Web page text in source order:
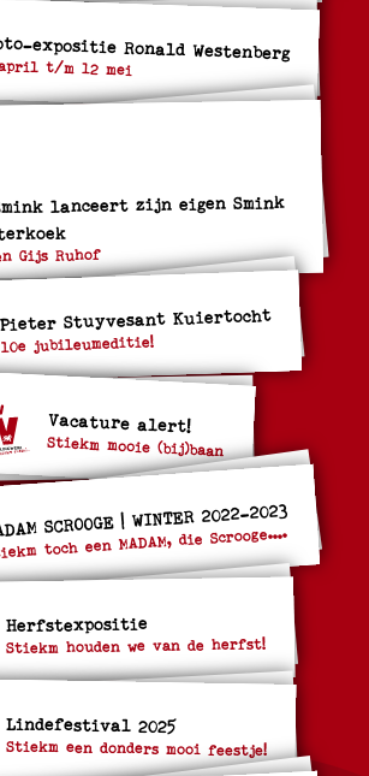
expositie Ronald Westenberg
t/m 12 mei
lanceert zijn eigen Smink
Gijs Ruhof
Pieter Stuyvesant Kuiertocht
10e jubileumeditie!
Vacature alert!
Stiekm mooie (bij)baan
SCROOGE | WINTER 2022-2023
toch een MADAM, die Scrooge....
Herfstexpositie
Stiekm houden we van de herfst!
Lindefestival 2025
Stiekm een donders mooi feestje!